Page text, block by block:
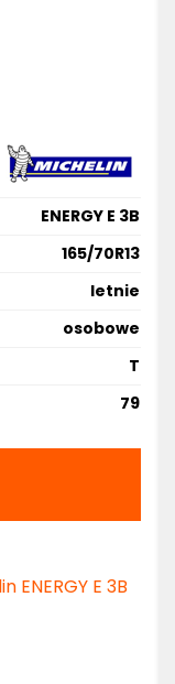
ENERGY E 3B
165/70R13
letnie
osobowe
T
79
E 3B